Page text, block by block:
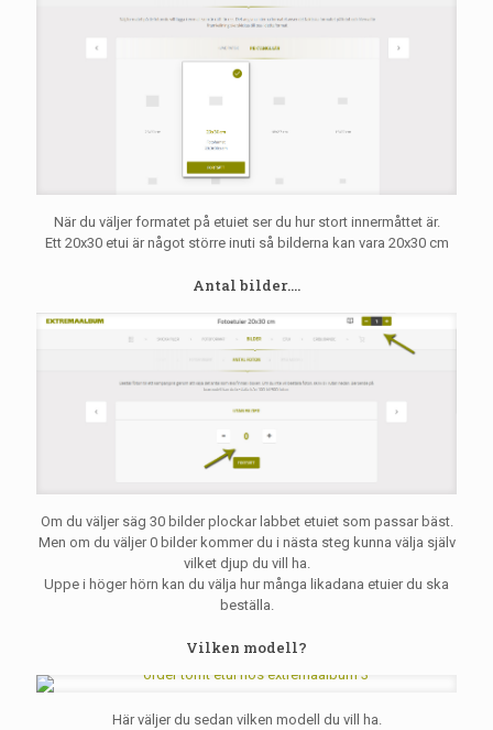
När du väljer formatet på etuiet ser du hur stort innermåttet är.
Ett 20x30 etui är något större inuti så bilderna kan vara 20x30 cm
Antal bilder....
Om du väljer säg 30 bilder plockar labbet etuiet som passar bäst.
Men om du väljer 0 bilder kommer du i nästa steg kunna välja själv
vilket djup du vill ha.
Uppe i höger hörn kan du välja hur många likadana etuier du ska
beställa.
Vilken modell?
Här väljer du sedan vilken modell du vill ha.